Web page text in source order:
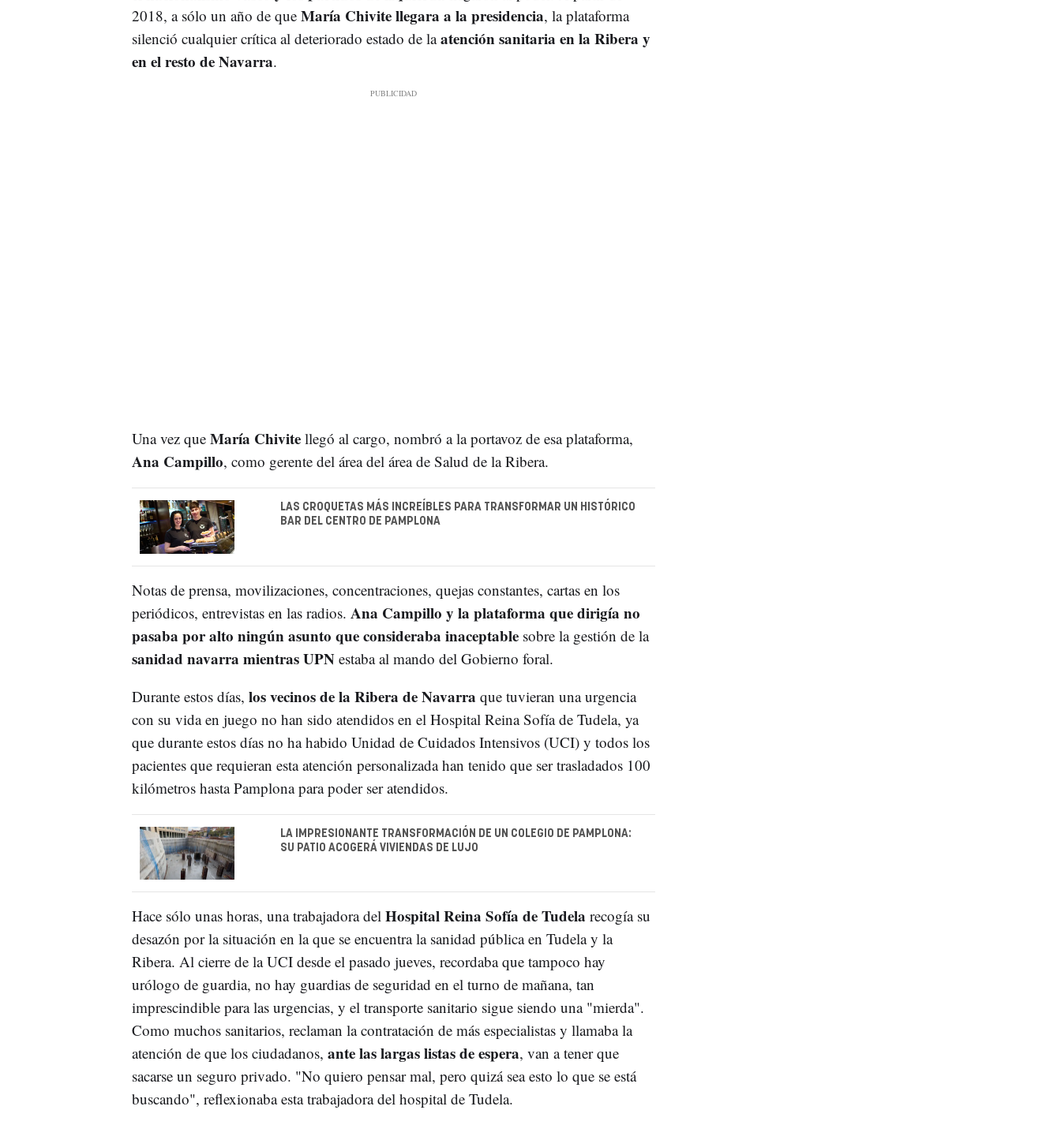
2018, a sólo un año de que María Chivite llegara a la presidencia, la plataforma
silenció cualquier crítica al deteriorado estado de laatención sanitaria en la Ribera y
en el resto de Navarra.
Una vez que María Chivite llegó al cargo, nombró a la portavoz de esa plataforma,
Ana Campillo, como gerente del área del área de Salud de la Ribera.
LAS CROQUETAS MÁS INCREÍBLES PARA TRANSFORMAR UN HISTÓRICO
BAR DEL CENTRO DE PAMPLONA
Notas de prensa, movilizaciones, concentraciones, quejas constantes, cartas en los
periódicos, entrevistas en las radios. Ana Campillo y la plataforma que dirigía no
pasaba por alto ningún asunto que consideraba inaceptable sobre la gestión de la
sanidad navarra mientras UPNestaba al mando del Gobierno foral.
Durante estos días, los vecinos de la Ribera de Navarra que tuvieran una urgencia
con su vida en juego no han sido atendidos en el Hospital Reina Sofía de Tudela, ya
que durante estos días no ha habido Unidad de Cuidados Intensivos (UCI) y todos los
pacientes que requieran esta atención personalizada han tenido que ser trasladados 100
kilómetros hasta Pamplona para poder ser atendidos.
LA IMPRESIONANTE TRANSFORMACIÓN DE UN COLEGIO DE PAMPLONA:
SU PATIO ACOGERÁ VIVIENDAS DE LUJO
Hace sólo unas horas, una trabajadora delHospital Reina Sofía de Tudela recogía su
desazón por la situación en la que se encuentra la sanidad pública en Tudela y la
Ribera. Al cierre de la UCI desde el pasado jueves, recordaba que tampoco hay
urólogo de guardia, no hay guardias de seguridad en el turno de mañana, tan
imprescindible para las urgencias, y el transporte sanitario sigue siendo una "mierda".
Como muchos sanitarios, reclaman la contratación de más especialistas y llamaba la
atención de que los ciudadanos, ante las largas listas de espera, van a tener que
sacarse un seguro privado. "No quiero pensar mal, pero quizá sea esto lo que se está
buscando", reflexionaba esta trabajadora del hospital de Tudela.